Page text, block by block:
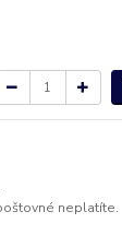
neplatíte.